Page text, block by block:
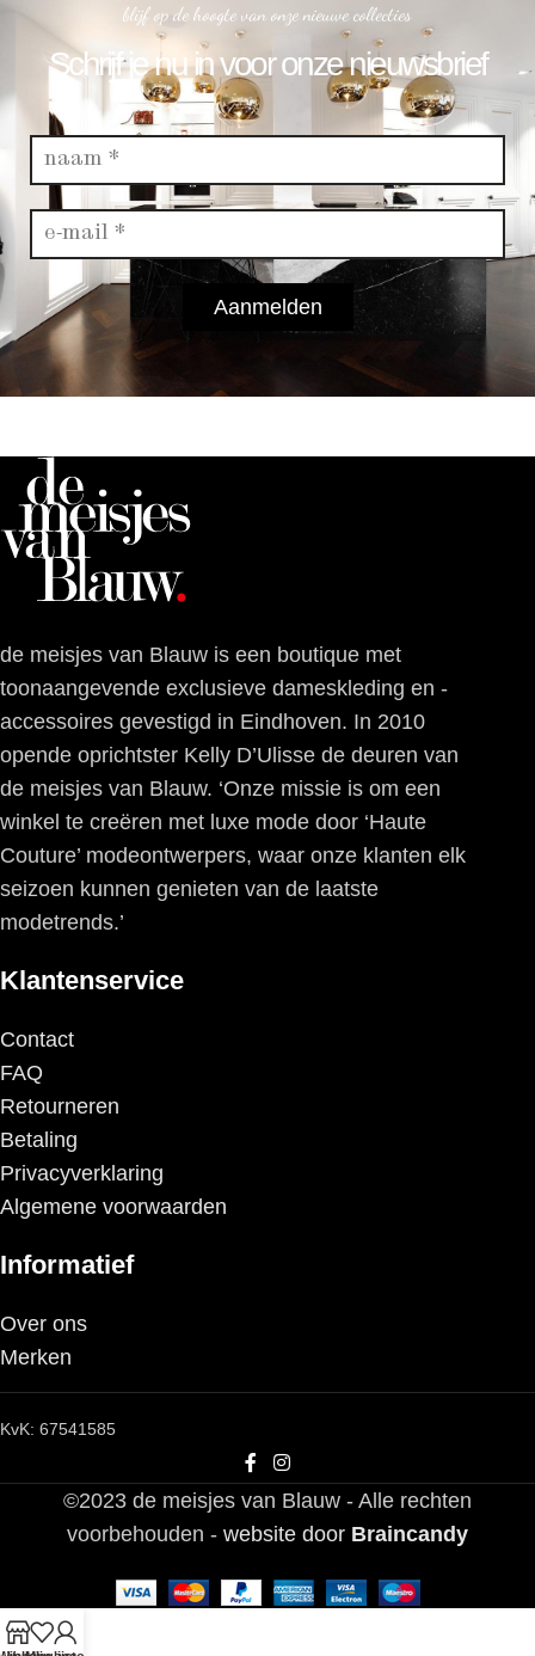
blijf op de hoogte van onze nieuwe collecties
Schrijf je nu in voor onze nieuwsbrief
Aanmelden
de meisjes van Blauw is een boutique met
toonaangevende exclusieve dameskleding en -
accessoires gevestigd in Eindhoven. In 2010
opende oprichtster Kelly D’Ulisse de deuren van
de meisjes van Blauw. ‘Onze missie is om een
winkel te creëren met luxe mode door ‘Haute
Couture’ modeontwerpers, waar onze klanten elk
seizoen kunnen genieten van de laatste
modetrends.’
Klantenservice
Contact
FAQ
Retourneren
Betaling
Privacyverklaring
Algemene voorwaarden
Informatief
Over ons
Merken
KvK: 67541585
©2023 de meisjes van Blauw - Alle rechten
voorbehouden - website door Braincandy